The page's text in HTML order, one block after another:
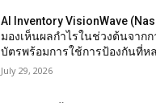
AI Inventory VisionWave
มองเห็นผลกำไรในช่วงต้นจาก
บัตรพร้อมการใช้การป้องกันที่ห
July 29, 2026